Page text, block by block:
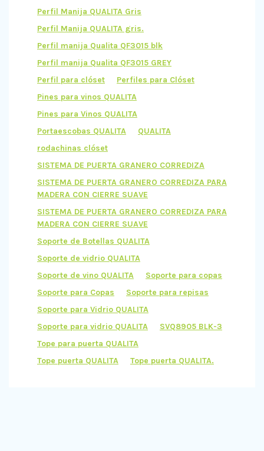
Perfil Manija QUALITA Gris
Perfil Manija QUALITA gris.
Perfil manija Qualita QF3015 blk
Perfil manija Qualita QF3015 GREY
Perfil para clóset
Perfiles para Clóset
Pines para vinos QUALITA
Pines para Vinos QUALITA
Portaescobas QUALITA
QUALITA
rodachinas clóset
SISTEMA DE PUERTA GRANERO CORREDIZA
SISTEMA DE PUERTA GRANERO CORREDIZA PARA
MADERA CON CIERRE SUAVE
SISTEMA DE PUERTA GRANERO CORREDIZA PARA
MADERA CON CIERRE SUAVE
Soporte de Botellas QUALITA
Soporte de vidrio QUALITA
Soporte de vino QUALITA
Soporte para copas
Soporte para Copas
Soporte para repisas
Soporte para Vidrio QUALITA
Soporte para vidrio QUALITA
SVQ8905 BLK-3
Tope para puerta QUALITA
Tope puerta QUALITA
Tope puerta QUALITA.